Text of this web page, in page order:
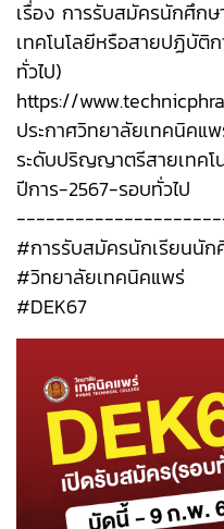
เรื่อง การรับสมัครนักศึก
เทคโนโลยีหรือสายปฏิบัติ
ทั่วไป)
https://
ประกาศวิทยาลัยเทคนิค
ระดับปริญญาตรีสายเทคโ
ปีการ-2567-รอบทั่วไป
#การรับสมัครนักเรียนนัก
#วิทยาลัยเทคนิคแพร่
#DEK67